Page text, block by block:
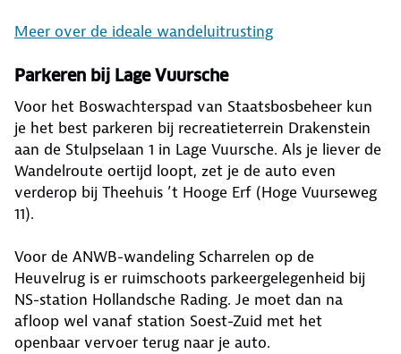
Meer over de ideale wandeluitrusting
Parkeren bij Lage Vuursche
Voor het Boswachterspad van Staatsbosbeheer kun
je het best parkeren bij recreatieterrein Drakenstein
aan de Stulpselaan 1 in Lage Vuursche. Als je liever de
Wandelroute oertijd loopt, zet je de auto even
verderop bij Theehuis ’t Hooge Erf (Hoge Vuurseweg
11).
Voor de ANWB-wandeling Scharrelen op de
Heuvelrug is er ruimschoots parkeergelegenheid bij
NS-station Hollandsche Rading. Je moet dan na
afloop wel vanaf station Soest-Zuid met het
openbaar vervoer terug naar je auto.